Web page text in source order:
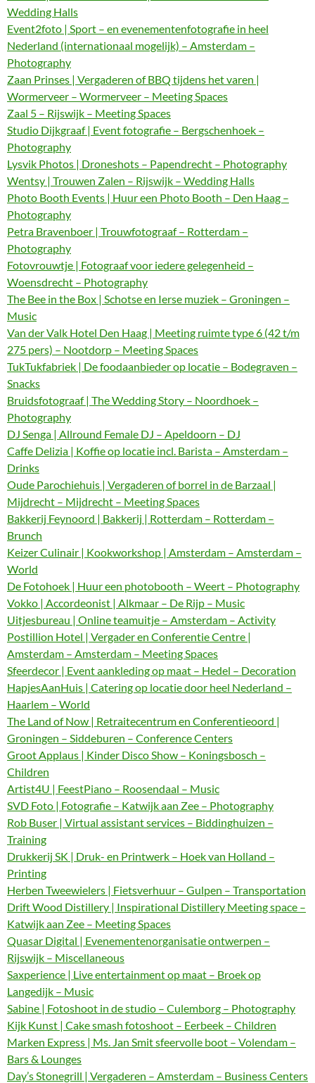
Wedding Halls
Event2foto | Sport – en evenementenfotografie in heel
Nederland (internationaal mogelijk) – Amsterdam –
Photography
Zaan Prinses | Vergaderen of BBQ tijdens het varen |
Wormerveer – Wormerveer – Meeting Spaces
Zaal 5 – Rijswijk – Meeting Spaces
Studio Dijkgraaf | Event fotografie – Bergschenhoek –
Photography
Lysvik Photos | Droneshots – Papendrecht – Photography
Wentsy | Trouwen Zalen – Rijswijk – Wedding Halls
Photo Booth Events | Huur een Photo Booth – Den Haag –
Photography
Petra Bravenboer | Trouwfotograaf – Rotterdam –
Photography
Fotovrouwtje | Fotograaf voor iedere gelegenheid –
Woensdrecht – Photography
The Bee in the Box | Schotse en Ierse muziek – Groningen –
Music
Van der Valk Hotel Den Haag | Meeting ruimte type 6 (42 t/m
275 pers) – Nootdorp – Meeting Spaces
TukTukfabriek | De foodaanbieder op locatie – Bodegraven –
Snacks
Bruidsfotograaf | The Wedding Story – Noordhoek –
Photography
DJ Senga | Allround Female DJ – Apeldoorn – DJ
Caffe Delizia | Koffie op locatie incl. Barista – Amsterdam –
Drinks
Oude Parochiehuis | Vergaderen of borrel in de Barzaal |
Mijdrecht – Mijdrecht – Meeting Spaces
Bakkerij Feynoord | Bakkerij | Rotterdam – Rotterdam –
Brunch
Keizer Culinair | Kookworkshop | Amsterdam – Amsterdam –
World
De Fotohoek | Huur een photobooth – Weert – Photography
Vokko | Accordeonist | Alkmaar – De Rijp – Music
Uitjesbureau | Online teamuitje – Amsterdam – Activity
Postillion Hotel | Vergader en Conferentie Centre |
Amsterdam – Amsterdam – Meeting Spaces
Sfeerdecor | Event aankleding op maat – Hedel – Decoration
HapjesAanHuis | Catering op locatie door heel Nederland –
Haarlem – World
The Land of Now | Retraitecentrum en Conferentieoord |
Groningen – Siddeburen – Conference Centers
Groot Applaus | Kinder Disco Show – Koningsbosch –
Children
Artist4U | FeestPiano – Roosendaal – Music
SVD Foto | Fotografie – Katwijk aan Zee – Photography
Rob Buser | Virtual assistant services – Biddinghuizen –
Training
Drukkerij SK | Druk- en Printwerk – Hoek van Holland –
Printing
Herben Tweewielers | Fietsverhuur – Gulpen – Transportation
Drift Wood Distillery | Inspirational Distillery Meeting space –
Katwijk aan Zee – Meeting Spaces
Quasar Digital | Evenementenorganisatie ontwerpen –
Rijswijk – Miscellaneous
Saxperience | Live entertainment op maat – Broek op
Langedijk – Music
Sabine | Fotoshoot in de studio – Culemborg – Photography
Kijk Kunst | Cake smash fotoshoot – Eerbeek – Children
Marken Express | Ms. Jan Smit sfeervolle boot – Volendam –
Bars & Lounges
Day’s Stonegrill | Vergaderen – Amsterdam – Business Centers